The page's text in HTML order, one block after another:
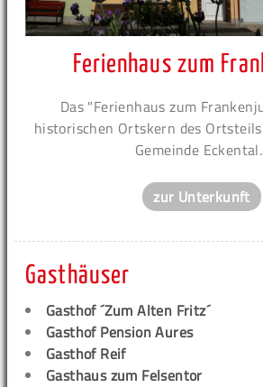
Ferienhaus zum
Das "Ferienhaus zum
historischen Ortskern des
Gemeinde
zur Unterkunft
Gasthäuser
Gasthof ´Zum Alten Fritz´
Gasthof Pension Aures
Gasthof Reif
Gasthaus zum Felsentor